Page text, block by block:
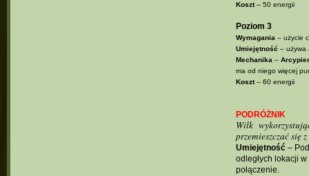
Koszt– 50 energii
Poziom 3
Wymagania– użycie
Umiejętność – używa
Mechanika–
ma od niego więcej
Koszt– 60 energii
PODRÓŻNIK
Wilk
przemieszczać się
Umiejętność–
odległych lokacji
połączenie.